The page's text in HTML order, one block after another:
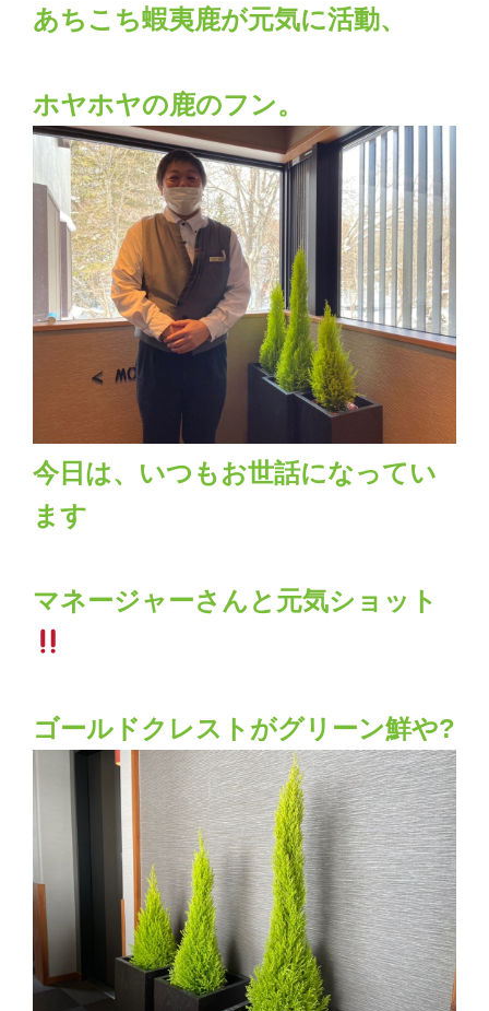
あちこち蝦夷鹿が元気に活動、
ホヤホヤの鹿のフン。
今日は、いつもお世話になってい
ます
マネージャーさんと元気ショット
ゴールドクレストがグリーン鮮や?